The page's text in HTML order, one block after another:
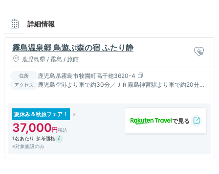
詳細情報
霧島温泉郷 鳥遊ぶ森の宿 ふたり静
鹿児島県 / 霧島 / 旅館
住所 鹿児島県霧島市牧園町高千穂3620-4
アクセス
鹿児島空港より車で約30分／ＪＲ霧島神宮駅より車で約20分／
夏休み＆秋旅フェア！
37,000
1名あたり 参考価格
※対象施設のみ